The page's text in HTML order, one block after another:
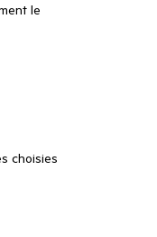
le
choisies